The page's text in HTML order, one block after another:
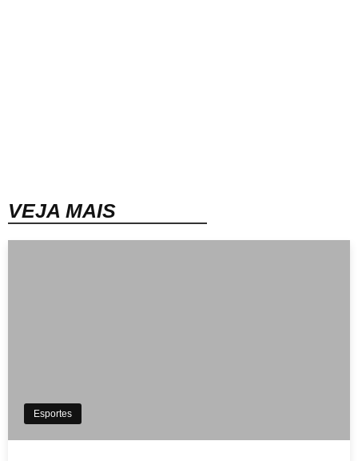
VEJA MAIS
Esportes